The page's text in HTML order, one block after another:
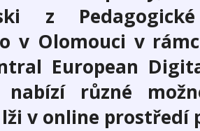
z
v Olomouci v
European
nabízí různé
v online prostředí